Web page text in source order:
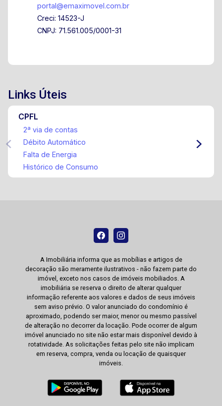
portal@emaximovel.com.br
Creci: 14523-J
CNPJ: 71.561.005/0001-31
Links Úteis
CPFL
2ª via de contas
Débito Automático
Falta de Energia
Histórico de Consumo
A Imobiliária informa que as mobílias e artigos de
decoração são meramente ilustrativos - não fazem parte do
imóvel, exceto nos casos de imóveis mobiliados. A
imobiliária se reserva o direito de alterar qualquer
informação referente aos valores e dados de seus imóveis
sem aviso prévio. O valor anunciado do condomínio é
aproximado, podendo ser maior, menor ou mesmo passível
de alteração no decorrer da locação. Pode ocorrer de algum
imóvel anunciado no site não estar mais disponível devido à
rotatividade. As solicitações feitas pelo site não implicam
em reserva, compra, venda ou locação de quaisquer
imóveis.